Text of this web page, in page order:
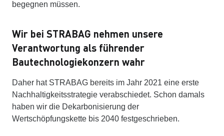
begegnen müssen.
Wir bei STRABAG nehmen unsere
Verantwortung als führender
Bautechnologiekonzern wahr
Daher hat STRABAG bereits im Jahr 2021 eine erste
Nachhaltigkeitsstrategie verabschiedet. Schon damals
haben wir die Dekarbonisierung der
Wertschöpfungskette bis 2040 festgeschrieben.